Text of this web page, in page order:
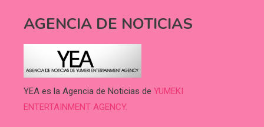
AGENCIA DE NOTICIAS
YEA es la Agencia de Noticias de YUMEKI
ENTERTAINMENT AGENCY.